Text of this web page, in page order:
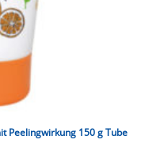
Peelingwirkung 150 g Tube